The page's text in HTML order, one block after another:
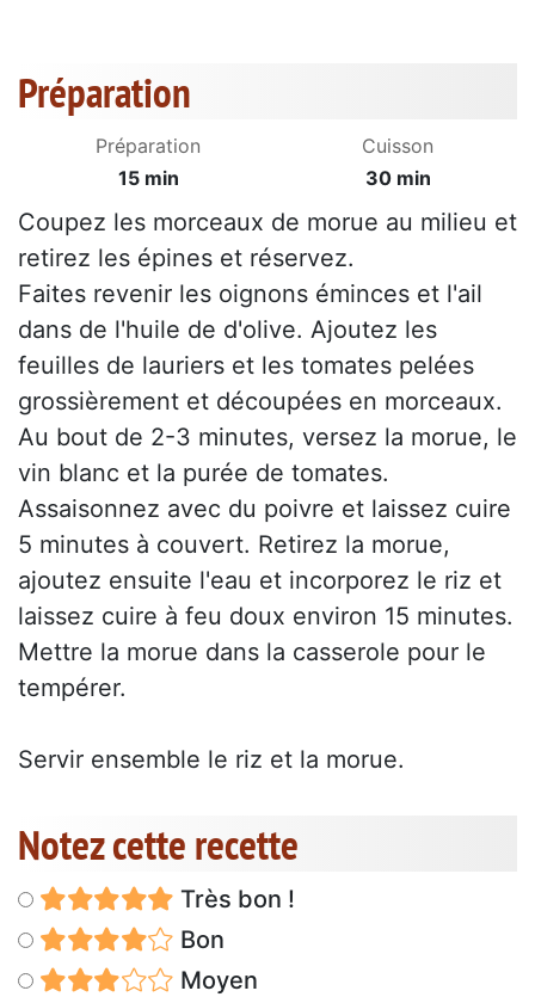
Préparation
Préparation
15 min
Cuisson
30 min
Coupez les morceaux de morue au milieu et
retirez les épines et réservez.
Faites revenir les oignons éminces et l'ail
dans de l'huile de d'olive. Ajoutez les
feuilles de lauriers et les tomates pelées
grossièrement et découpées en morceaux.
Au bout de 2-3 minutes, versez la morue, le
vin blanc et la purée de tomates.
Assaisonnez avec du poivre et laissez cuire
5 minutes à couvert. Retirez la morue,
ajoutez ensuite l'eau et incorporez le riz et
laissez cuire à feu doux environ 15 minutes.
Mettre la morue dans la casserole pour le
tempérer.
Servir ensemble le riz et la morue.
Notez cette recette
Très bon !
Bon
Moyen